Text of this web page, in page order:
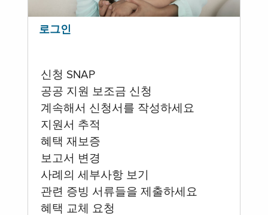
로그인
신청 SNAP
공공 지원 보조금 신청
계속해서 신청서를 작성하세요
지원서 추적
혜택 재보증
보고서 변경
사례의 세부사항 보기
관련 증빙 서류들을 제출하세요
혜택 교체 요청